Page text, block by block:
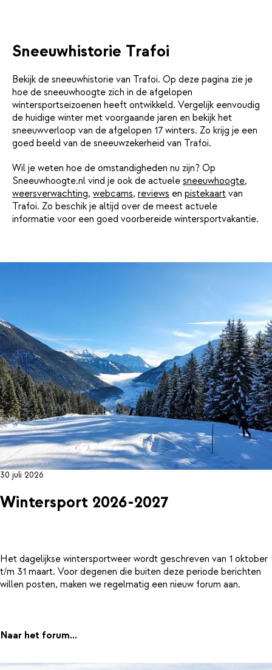
Sneeuwhistorie Trafoi
Bekijk de sneeuwhistorie van Trafoi. Op deze pagina zie je
hoe de sneeuwhoogte zich in de afgelopen
wintersportseizoenen heeft ontwikkeld. Vergelijk eenvoudig
de huidige winter met voorgaande jaren en bekijk het
sneeuwverloop van de afgelopen 17 winters. Zo krijg je een
goed beeld van de sneeuwzekerheid van Trafoi.
Wil je weten hoe de omstandigheden nu zijn? Op
Sneeuwhoogte.nl vind je ook de actuele sneeuwhoogte,
weersverwachting, webcams, reviews en pistekaart van
Trafoi. Zo beschik je altijd over de meest actuele
informatie voor een goed voorbereide wintersportvakantie.
30 juli 2026
Wintersport 2026-2027
Het dagelijkse wintersportweer wordt geschreven van 1 oktober
t/m 31 maart. Voor degenen die buiten deze periode berichten
willen posten, maken we regelmatig een nieuw forum aan.
Naar het forum...